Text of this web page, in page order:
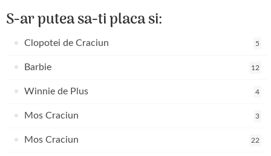
S-ar putea sa-ti placa si:
Clopotei de Craciun 5
Barbie 12
Winnie de Plus 4
Mos Craciun 3
Mos Craciun 22